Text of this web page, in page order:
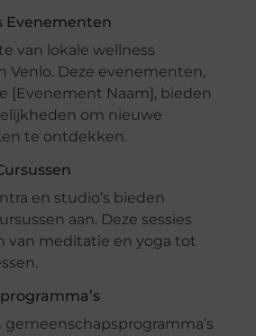
Evenementen
van lokale wellness
Venlo. Deze evenementen,
[Evenement Naam], bieden
om nieuwe
te ontdekken.
en studio’s bieden
aan. Deze sessies
van meditatie en yoga tot